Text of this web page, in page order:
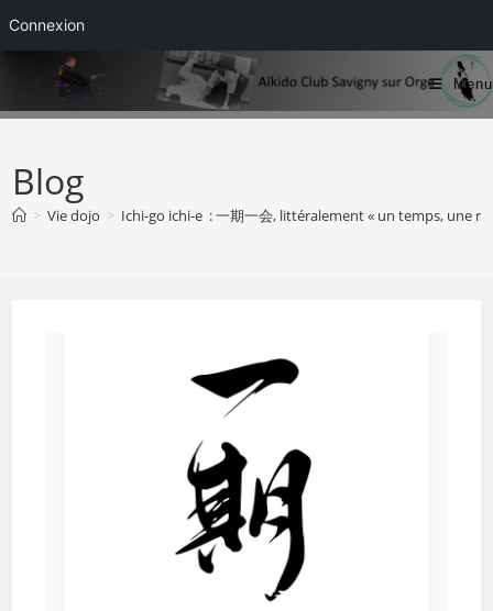
Connexion
content
Menu
Blog
> Vie dojo > Ichi-go ichi-e : 一期一会, littéralement « un temps, une